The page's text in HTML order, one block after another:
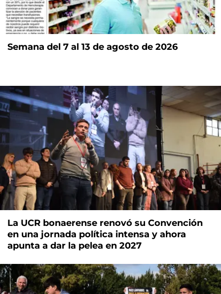
Semana del 7 al 13 de agosto de 2026
La UCR bonaerense renovó su Convención
en una jornada política intensa y ahora
apunta a dar la pelea en 2027